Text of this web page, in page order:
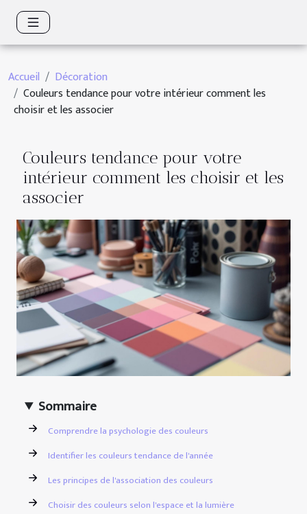
Accueil
Décoration
Couleurs tendance pour votre intérieur comment les
choisir et les associer
Couleurs tendance pour votre
intérieur comment les choisir et les
associer
Sommaire
Comprendre la psychologie des couleurs
Identifier les couleurs tendance de l'année
Les principes de l'association des couleurs
Choisir des couleurs selon l'espace et la lumière